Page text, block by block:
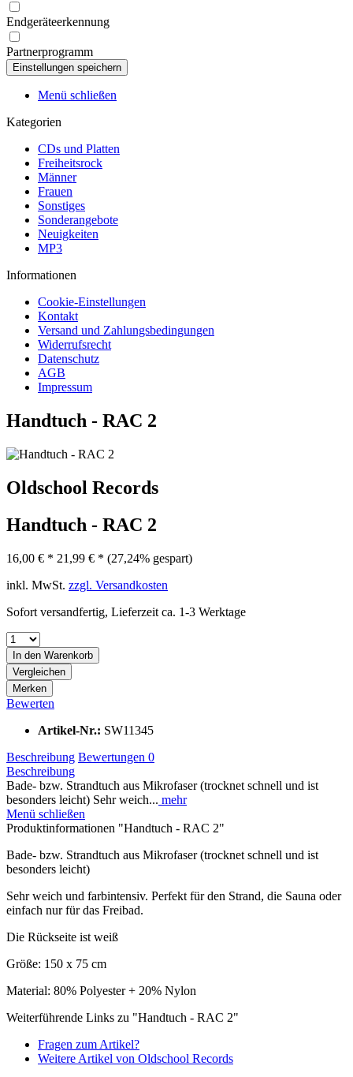
Endgeräteerkennung
Partnerprogramm
Menü schließen
Kategorien
CDs und Platten
Freiheitsrock
Männer
Frauen
Sonstiges
Sonderangebote
Neuigkeiten
MP3
Informationen
Cookie-Einstellungen
Kontakt
Versand und Zahlungsbedingungen
Widerrufsrecht
Datenschutz
AGB
Impressum
Handtuch - RAC 2
Oldschool Records
Handtuch - RAC 2
16,00 € * 21,99 € * (27,24% gespart)
inkl. MwSt. zzgl. Versandkosten
Sofort versandfertig, Lieferzeit ca. 1-3 Werktage
In den Warenkorb
Vergleichen
Merken
Bewerten
Artikel-Nr.: SW11345
Beschreibung Bewertungen 0
Beschreibung
Bade- bzw. Strandtuch aus Mikrofaser (trocknet schnell und ist
besonders leicht) Sehr weich... mehr
Menü schließen
Produktinformationen "Handtuch - RAC 2"
Bade- bzw. Strandtuch aus Mikrofaser (trocknet schnell und ist
besonders leicht)
Sehr weich und farbintensiv. Perfekt für den Strand, die Sauna oder
einfach nur für das Freibad.
Die Rückseite ist weiß
Größe: 150 x 75 cm
Material: 80% Polyester + 20% Nylon
Weiterführende Links zu "Handtuch - RAC 2"
Fragen zum Artikel?
Weitere Artikel von Oldschool Records